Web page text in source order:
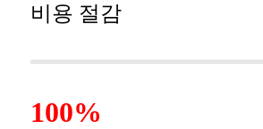
비용 절감
100%